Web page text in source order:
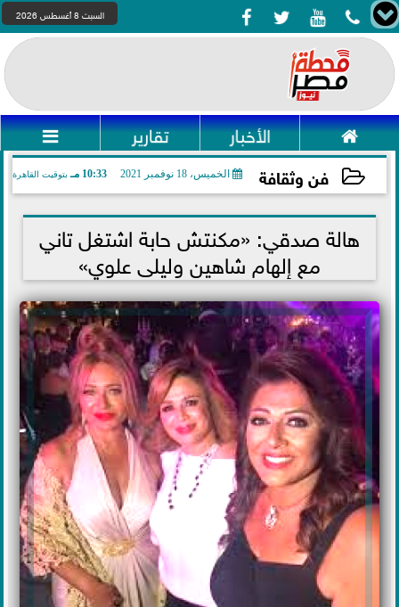
    السبت 8 أغسطس 2026
 الأخبار تقارير 
فن وثقافة الخميس، 18 نوفمبر 2021 10:33 مـ بتوقيت القاهرة
2021-11-18 22:33:03هالة صدقي: «مكنتش حابة اشتغل تاني
مع إلهام شاهين وليلى علوي»